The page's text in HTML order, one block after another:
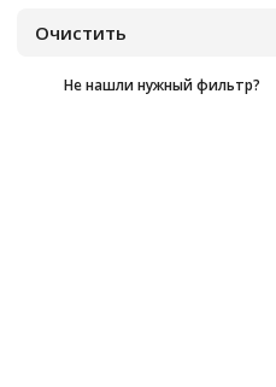
Не нашли нужный фильтр?